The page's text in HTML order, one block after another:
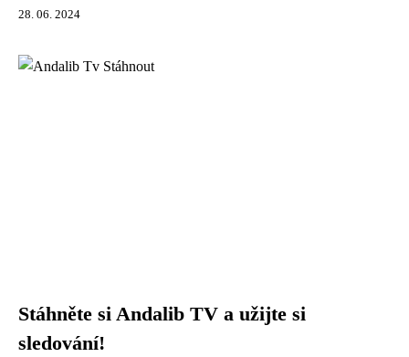
28. 06. 2024
Stáhněte si Andalib TV a užijte si
sledování!